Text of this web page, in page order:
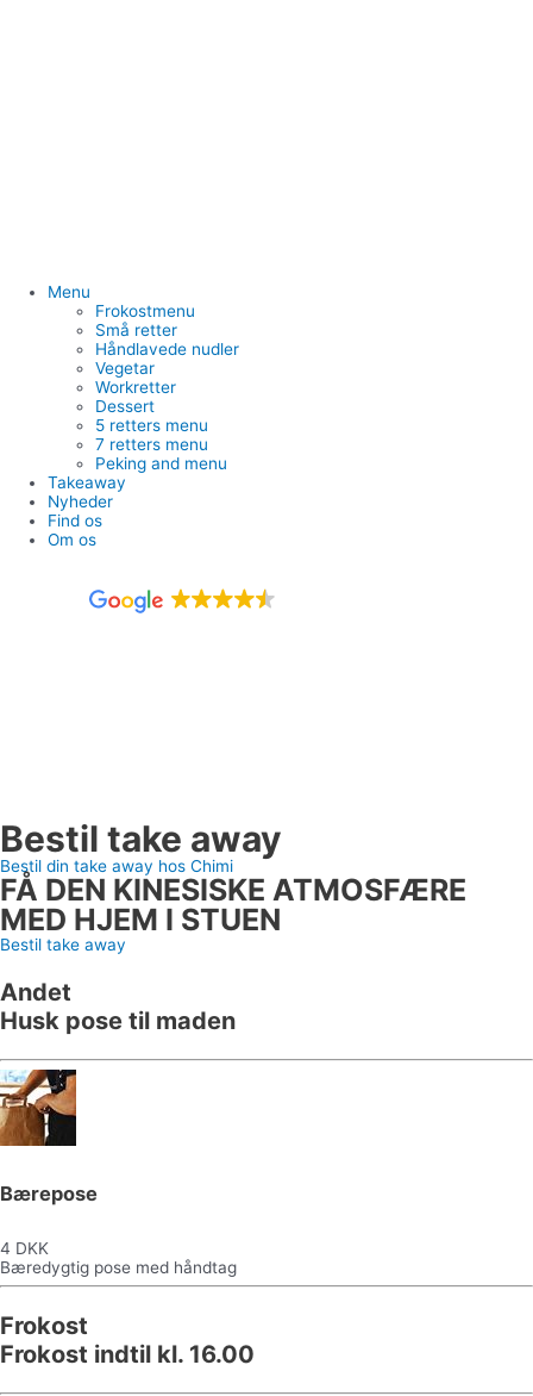
Menu
Frokostmenu
Små retter
Håndlavede nudler
Vegetar
Workretter
Dessert
5 retters menu
7 retters menu
Peking and menu
Takeaway
Nyheder
Find os
Om os
Bestil take away
Bestil din take away hos Chimi
FÅ DEN KINESISKE ATMOSFÆRE
MED HJEM I STUEN
Bestil take away
Andet
Husk pose til maden
Bærepose
4 DKK
Bæredygtig pose med håndtag
Frokost
Frokost indtil kl. 16.00